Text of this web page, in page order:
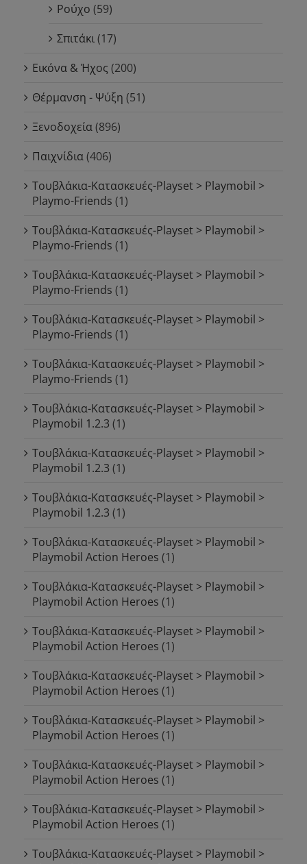
Ρούχο (59)
Σπιτάκι(17)
Εικόνα & Ήχος (200)
Θέρμανση - Ψύξη (51)
Ξενοδοχεία(896)
Παιχνίδια(406)
Τουβλάκια-Κατασκευές-Playset > Playmobil >
Playmo-Friends (1)
Τουβλάκια-Κατασκευές-Playset > Playmobil >
Playmo-Friends (1)
Τουβλάκια-Κατασκευές-Playset > Playmobil >
Playmo-Friends (1)
Τουβλάκια-Κατασκευές-Playset > Playmobil >
Playmo-Friends (1)
Τουβλάκια-Κατασκευές-Playset > Playmobil >
Playmo-Friends (1)
Τουβλάκια-Κατασκευές-Playset > Playmobil >
Playmobil 1.2.3 (1)
Τουβλάκια-Κατασκευές-Playset > Playmobil >
Playmobil 1.2.3 (1)
Τουβλάκια-Κατασκευές-Playset > Playmobil >
Playmobil 1.2.3 (1)
Τουβλάκια-Κατασκευές-Playset > Playmobil >
Playmobil Action Heroes (1)
Τουβλάκια-Κατασκευές-Playset > Playmobil >
Playmobil Action Heroes (1)
Τουβλάκια-Κατασκευές-Playset > Playmobil >
Playmobil Action Heroes (1)
Τουβλάκια-Κατασκευές-Playset > Playmobil >
Playmobil Action Heroes (1)
Τουβλάκια-Κατασκευές-Playset > Playmobil >
Playmobil Action Heroes (1)
Τουβλάκια-Κατασκευές-Playset > Playmobil >
Playmobil Action Heroes (1)
Τουβλάκια-Κατασκευές-Playset > Playmobil >
Playmobil Action Heroes (1)
Τουβλάκια-Κατασκευές-Playset > Playmobil >